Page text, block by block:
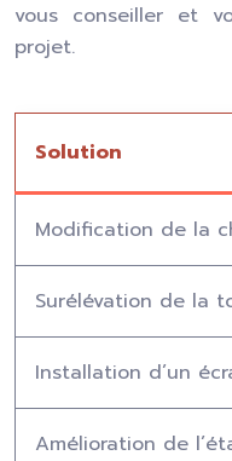
vous conseiller et
projet.
Solution
Modification de la
Surélévation de la
Installation d’un
Amélioration de